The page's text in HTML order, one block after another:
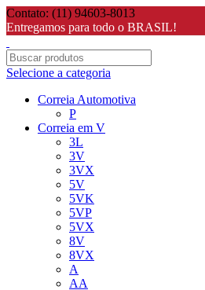
Contato: (11) 94603-8013
Entregamos para todo o BRASIL!
Selecione a categoria
Correia Automotiva
P
Correia em V
3L
3V
3VX
5V
5VK
5VP
5VX
8V
8VX
A
AA